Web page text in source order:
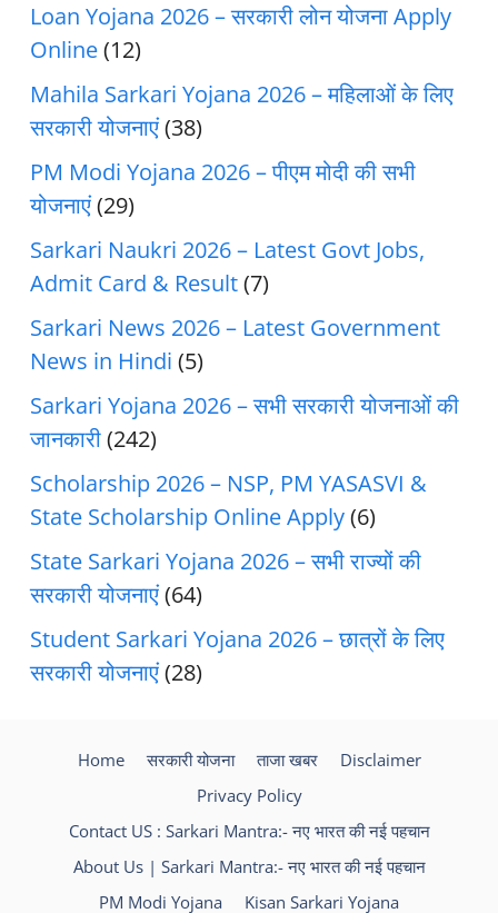
Loan Yojana 2026 – सरकारी लोन योजना Apply
Online(12)
Mahila Sarkari Yojana 2026 – महिलाओं के लिए
सरकारी योजनाएं(38)
PM Modi Yojana 2026 – पीएम मोदी की सभी
योजनाएं(29)
Sarkari Naukri 2026 – Latest Govt Jobs,
Admit Card & Result(7)
Sarkari News 2026 – Latest Government
News in Hindi (5)
Sarkari Yojana 2026 – सभी सरकारी योजनाओं की
जानकारी(242)
Scholarship 2026 – NSP, PM YASASVI &
State Scholarship Online Apply(6)
State Sarkari Yojana 2026 – सभी राज्यों की
सरकारी योजनाएं(64)
Student Sarkari Yojana 2026 – छात्रों के लिए
सरकारी योजनाएं(28)
Home सरकारी योजना ताजा खबर
Disclaimer
Privacy Policy
Contact US : Sarkari Mantra:- नए भारत की नई पहचान
About Us | Sarkari Mantra:- नए भारत की नई पहचान
PM Modi Yojana
Kisan Sarkari Yojana